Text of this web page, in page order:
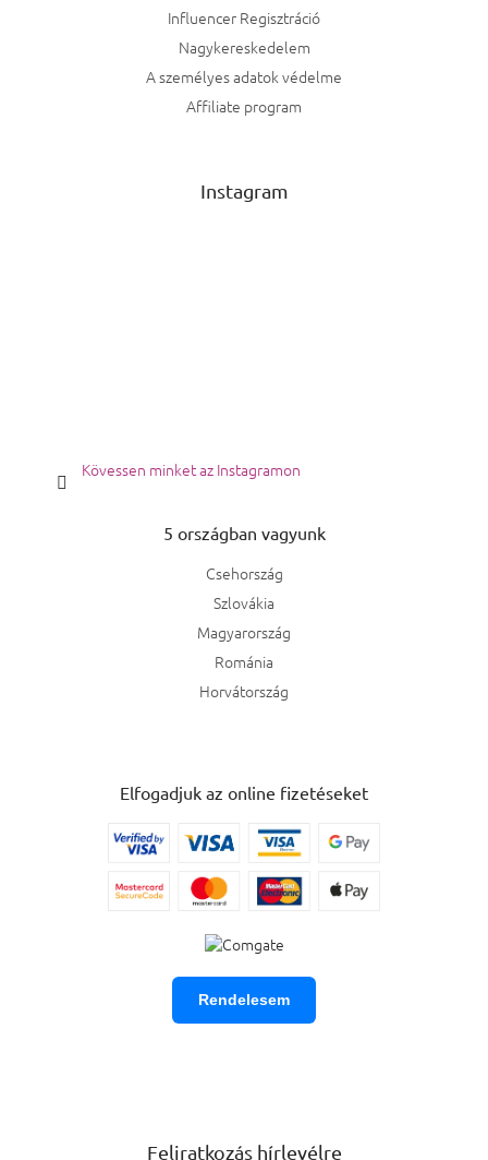
Influencer Regisztráció
Nagykereskedelem
A személyes adatok védelme
Affiliate program
Instagram
Kövessen minket az Instagramon
5 országban vagyunk
Csehország
Szlovákia
Magyarország
Románia
Horvátország
Elfogadjuk az online fizetéseket
Rendelesem
Feliratkozás hírlevélre